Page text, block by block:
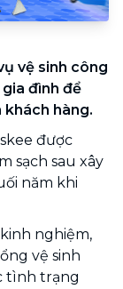
vệ sinh công
đình để
hàng.
được
sạch sau xây
năm khi
nghiệm,
vệ sinh
tình trạng